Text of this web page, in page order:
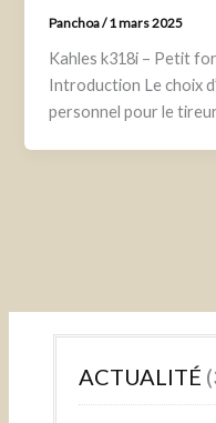
Panchoa/1 mars 2025
Kahles k318i – Petit
Introduction Le choix
personnel pour le
ACTUALITÉ